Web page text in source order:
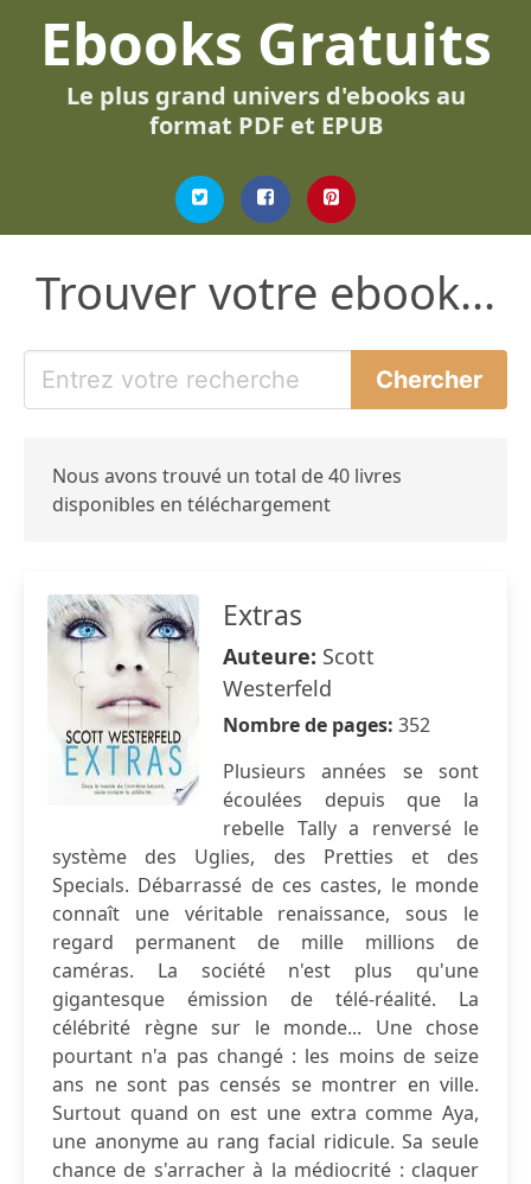
Ebooks Gratuits
Le plus grand univers d'ebooks au
format PDF et EPUB
Trouver votre ebook...
Nous avons trouvé un total de 40 livres
disponibles en téléchargement
Extras
Auteure: Scott
Westerfeld
Nombre de pages: 352
Plusieurs années se sont
écoulées depuis que la
rebelle Tally a renversé le
système des Uglies, des Pretties et des
Specials. Débarrassé de ces castes, le monde
connaît une véritable renaissance, sous le
regard permanent de mille millions de
caméras. La société n'est plus qu'une
gigantesque émission de télé-réalité. La
célébrité règne sur le monde... Une chose
pourtant n'a pas changé : les moins de seize
ans ne sont pas censés se montrer en ville.
Surtout quand on est une extra comme Aya,
une anonyme au rang facial ridicule. Sa seule
chance de s'arracher à la médiocrité : claquer